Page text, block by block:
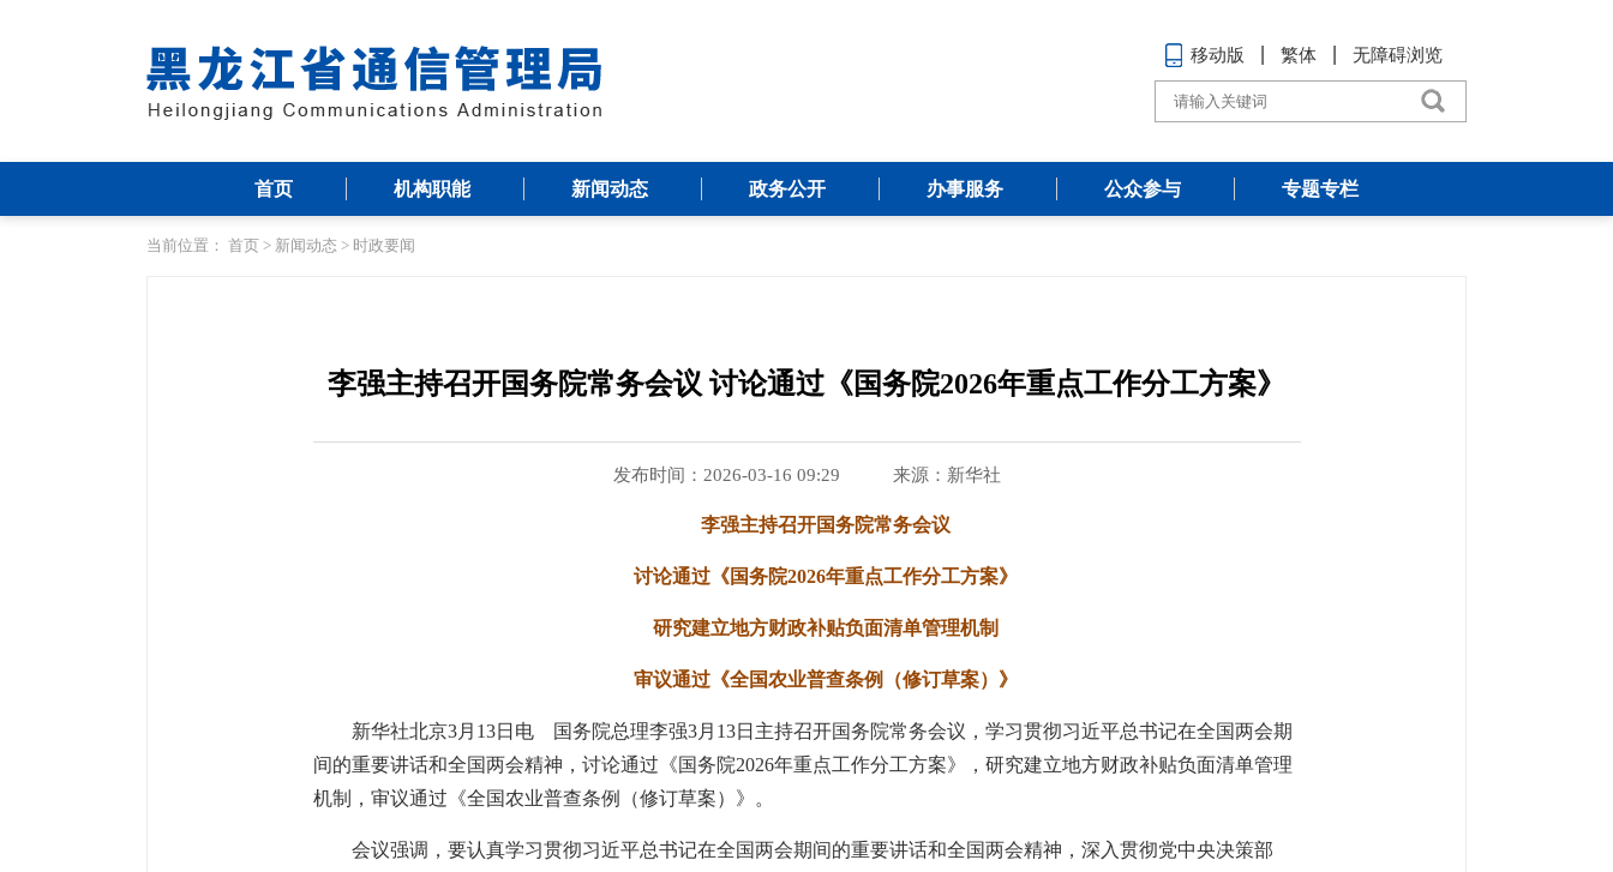
移动版 繁体 无障碍浏览
首页 机构职能 新闻动态 政务公开 办事服务 公众参与 专题专栏
当前位置： 首页 > 新闻动态 > 时政要闻
李强主持召开国务院常务会议 讨论通过《国务院2026年重点工作分工方案》
发布时间：2026-03-16 09:29 来源： 新华社
李强主持召开国务院常务会议
讨论通过《国务院2026年重点工作分工方案》
研究建立地方财政补贴负面清单管理机制
审议通过《全国农业普查条例（修订草案）》
新华社北京3月13日电 国务院总理李强3月13日主持召开国务院常务会议，学习贯彻习近平总书记在全国两会期
间的重要讲话和全国两会精神，讨论通过《国务院2026年重点工作分工方案》，研究建立地方财政补贴负面清单管理
机制，审议通过《全国农业普查条例（修订草案）》。
会议强调，要认真学习贯彻习近平总书记在全国两会期间的重要讲话和全国两会精神，深入贯彻党中央决策部